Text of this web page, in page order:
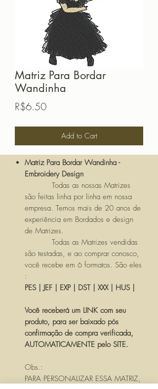
Matriz Para Bordar
Wandinha
R$6.50Price
Add to Cart
Matriz Para Bordar Wandinha -
Embroidery Design
Todas as nossas Matrizes
são feitas linha por linha em nossa
empresa. Temos mais de 20 anos de
experiência em Bordados e design
de Matrizes.
Todas as Matrizes vendidas
são testadas, e ao comprar conosco,
você recebe em 6 formatos. São eles
:
PES | JEF | EXP | DST | XXX | HUS |
Você receberá um LINK com seu
produto, para ser baixado pós
confirmação de compra verificada,
AUTOMATICAMENTE pelo SITE.
Obs.:
PARA PERSONALIZAR ESSA MATRIZ,